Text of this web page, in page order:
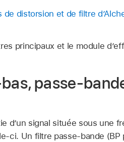
de distorsion et de filtre
principaux et le module
passe-
d’un signal située sous une
ci. Un filtre passe-bande (BP